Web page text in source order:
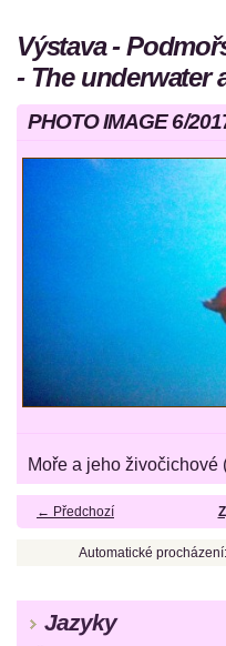
Výstava -
- The underwater
PHOTO IMAGE 6/
Moře a jeho živočichové
← Předchozí
Automatické procházení:
Jazyky